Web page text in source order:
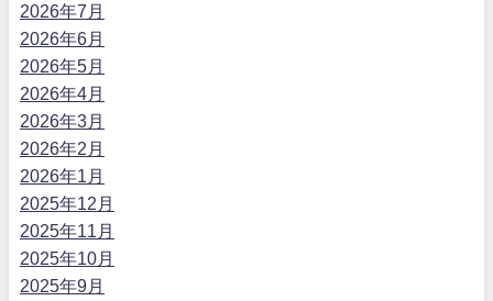
2026年7月
2026年6月
2026年5月
2026年4月
2026年3月
2026年2月
2026年1月
2025年12月
2025年11月
2025年10月
2025年9月